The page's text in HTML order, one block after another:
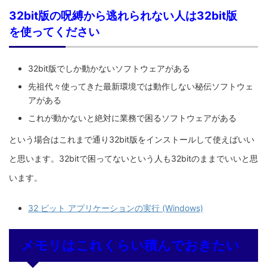
32bit版の呪縛から逃れられない人は32bit版
を使ってください
32bit版でしか動かないソフトウェアがある
先祖代々使ってきた最新環境では動作しない秘伝ソフトウェ
アがある
これが動かないと絶対に業務で困るソフトウェアがある
という場合はこれまで通り32bit版をインストールして使えばいい
と思います。32bitで困ってないという人も32bitのままでいいと思
います。
32 ビット アプリケーションの実行 (Windows)
メモリはこれくらい積んでおきたい